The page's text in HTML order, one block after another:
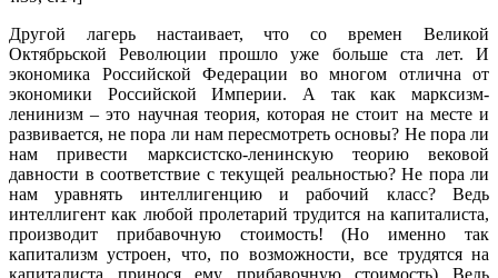
Другой лагерь настаивает, что со времен Великой
Октябрьской Революции прошло уже больше ста лет. И
экономика Российской Федерации во многом отлична от
экономики Российской Империи. А так как марксизм-
ленинизм – это научная теория, которая не стоит на месте и
развивается, не пора ли нам пересмотреть основы? Не пора ли
нам привести марксистско-ленинскую теорию вековой
давности в соответствие с текущей реальностью? Не пора ли
нам уравнять интеллигенцию и рабочий класс? Ведь
интеллигент как любой пролетарий трудится на капиталиста,
производит прибавочную стоимость! (Но именно так
капитализм устроен, что, по возможности, все трудятся на
капиталиста принося ему прибавочную стоимость) Ведь